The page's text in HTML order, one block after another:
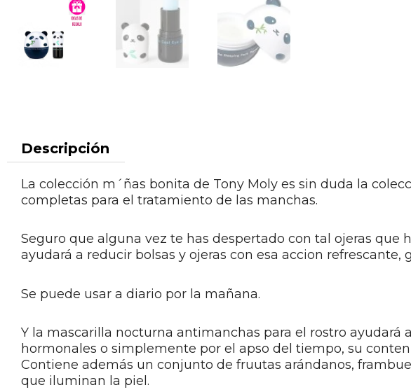
Descripción
La colección m´ñas bonita de Tony Moly es sin duda la
completas para el tratamiento de las manchas.
Seguro que alguna vez te has despertado con tal ojeras que
ayudará a reducir bolsas y ojeras con esa accion
Se puede usar a diario por la mañana.
Y la mascarilla nocturna antimanchas para el rostro ayudará
hormonales o simplemente por el apso del tiempo, su
Contiene además un conjunto de fruutas arándanos,
que iluminan la piel.